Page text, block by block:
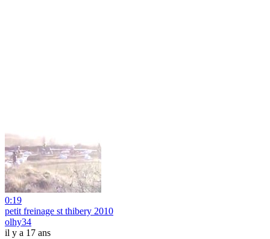
0:19
petit freinage st thibery 2010
olhy34
il y a 17 ans